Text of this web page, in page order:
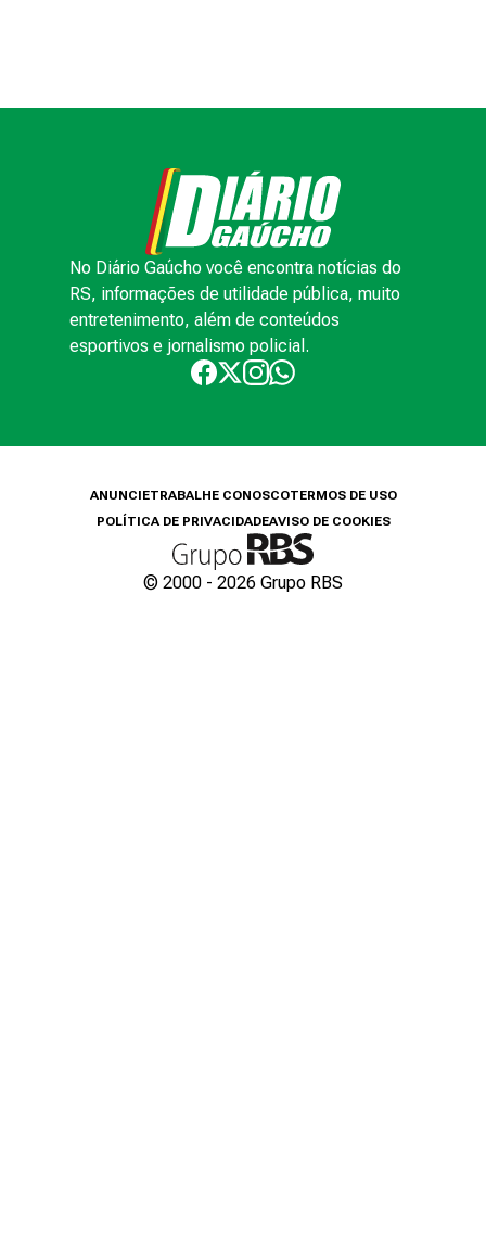
No Diário Gaúcho você encontra notícias do
RS, informações de utilidade pública, muito
entretenimento, além de conteúdos
esportivos e jornalismo policial.
ANUNCIETRABALHE CONOSCOTERMOS DE USO
POLÍTICA DE PRIVACIDADEAVISO DE COOKIES
© 2000 - 2026 Grupo RBS